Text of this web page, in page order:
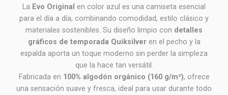
La Evo Original en color azul es una camiseta esencial
para el día a día, combinando comodidad, estilo clásico y
materiales sostenibles. Su diseño limpio con detalles
gráficos de temporada Quiksilveren el pecho y la
espalda aporta un toque moderno sin perder la simpleza
que la hace tan versátil.
Fabricada en 100% algodón orgánico (160 g/m²), ofrece
una sensación suave y fresca, ideal para usar durante todo